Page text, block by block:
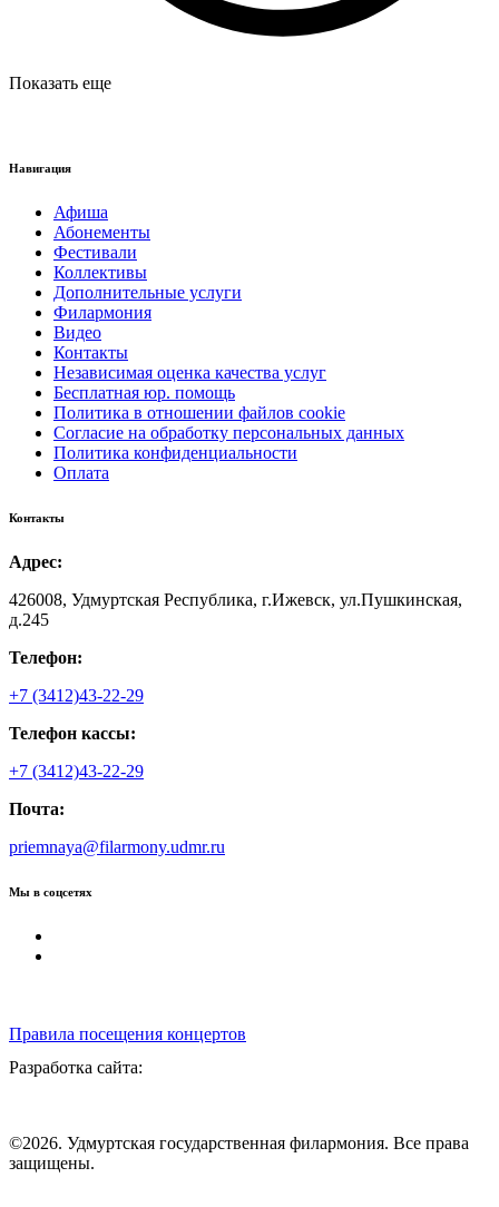
Показать еще
Навигация
Афиша
Абонементы
Фестивали
Коллективы
Дополнительные услуги
Филармония
Видео
Контакты
Независимая оценка качества услуг
Бесплатная юр. помощь
Политика в отношении файлов cookie
Согласие на обработку персональных данных
Политика конфиденциальности
Оплата
Контакты
Адрес:
426008, Удмуртская Республика, г.Ижевск, ул.Пушкинская,
д.245
Телефон:
+7 (3412)43-22-29
Телефон кассы:
+7 (3412)43-22-29
Почта:
priemnaya@filarmony.udmr.ru
Мы в соцсетях
Правила посещения концертов
Разработка сайта:
©2026. Удмуртская государственная филармония. Все права
защищены.